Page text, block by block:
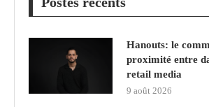
Hanouts: le
proximité entre
retail media
9 août 2026